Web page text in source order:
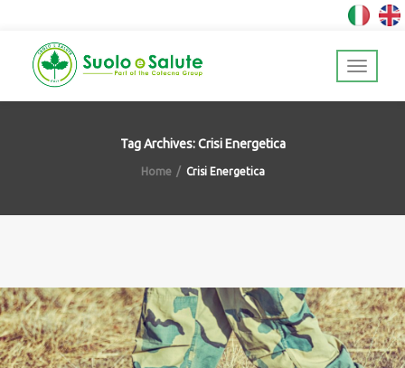
Tag Archives: Crisi Energetica
Home Crisi Energetica